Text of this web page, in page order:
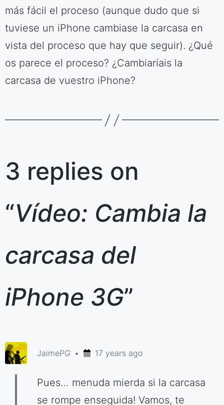
más fácil el proceso (aunque dudo que si
tuviese un iPhone cambiase la carcasa en
vista del proceso que hay que seguir). ¿Qué
os parece el proceso? ¿Cambiaríais la
carcasa de vuestro iPhone?
3 replies on
“Vídeo: Cambia la
carcasa del
iPhone 3G”
JaimePG 17 years ago
Pues… menuda mierda si la carcasa
se rompe enseguida! Vamos, te